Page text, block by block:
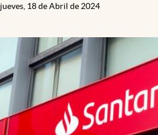
jueves, 18 de Abril de 2024